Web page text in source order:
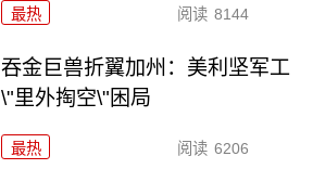
最热 阅读 8144
吞金巨兽折翼加州：美利坚军工
\"里外掏空\"困局
最热 阅读 6206